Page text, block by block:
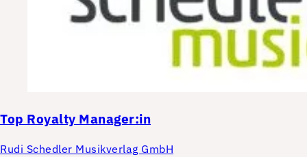
Top Royalty Manager:in
Rudi Schedler Musikverlag GmbH